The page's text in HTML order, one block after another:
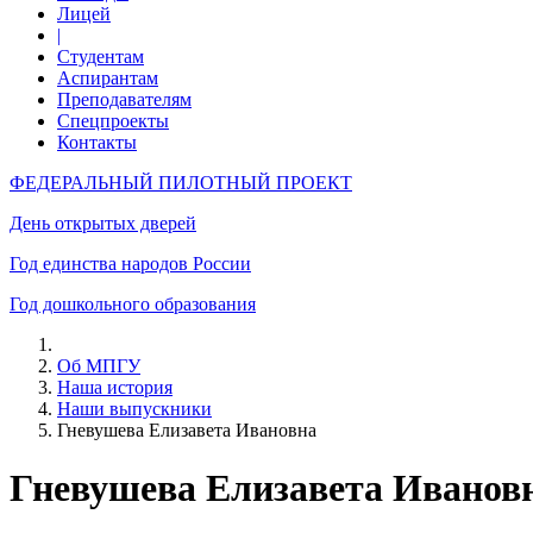
Лицей
|
Студентам
Аспирантам
Преподавателям
Спецпроекты
Контакты
ФЕДЕРАЛЬНЫЙ ПИЛОТНЫЙ ПРОЕКТ
День открытых дверей
Год единства народов России
Год дошкольного образования
Об МПГУ
Наша история
Наши выпускники
Гневушева Елизавета Ивановна
Гневушева Елизавета